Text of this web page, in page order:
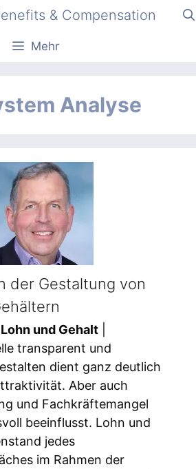
& Compensation
Mehr
Analyse
der Gestaltung von
und Gehalt
transparent und
dient ganz deutlich
Aber auch
und Fachkräftemangel
beeinflusst. Lohn und
jedes
im Rahmen der